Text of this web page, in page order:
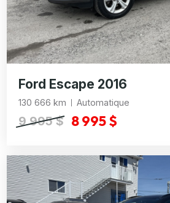
Ford Escape 2016
130 666 km Automatique
9 995 $ 8 995 $